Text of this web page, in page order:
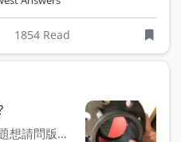
1854 Read
<已解決> 小弟最近有一個問題想請問版上的大...